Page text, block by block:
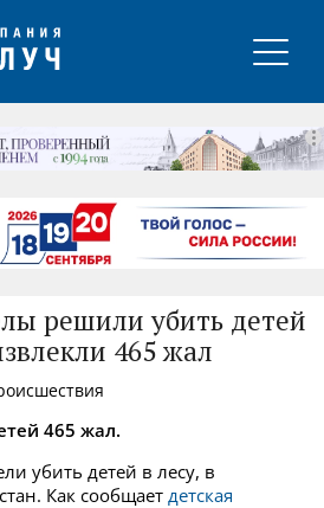
решили убить детей
465 жал
465 жал.
убить детей в лесу, в
Как сообщает детская